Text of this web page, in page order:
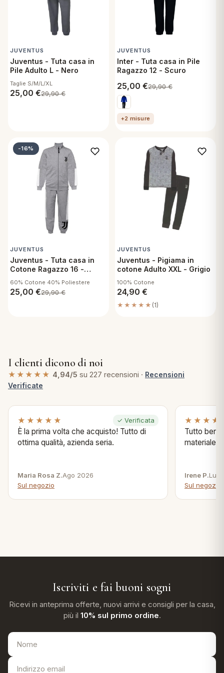
JUVENTUS
Juventus - Tuta casa in
Pile Adulto L - Nero
Taglie S/M/L/XL
25,00 €29,90€
JUVENTUS
Inter - Tuta casa in Pile
Ragazzo 12 - Scuro
25,00 €29,90€
+2 misure
-16%
JUVENTUS
Juventus - Tuta casa in
Cotone Ragazzo 16 -
60% Cotone 40% Poliestere
25,00 €29,90€
JUVENTUS
Juventus - Pigiama in
cotone Adulto XXL - Grigio
100% Cotone
24,90 €
★★★★★ (1)
I clienti dicono di noi
★★★★★ 4,94/5 su 227 recensioni · Recensioni
Verificate
★★★★★ ✓ Verificata
È la prima volta che acquisto! Tutto di
ottima qualità, azienda seria.
Maria Rosa Z.Ago 2026
Sul negozio
Tutto bene
materiale .
Irene P.Lug
Sul negozio
Iscriviti e fai buoni sogni
Ricevi in anteprima offerte, nuovi arrivi e consigli per la casa,
più il 10% sul primo ordine.